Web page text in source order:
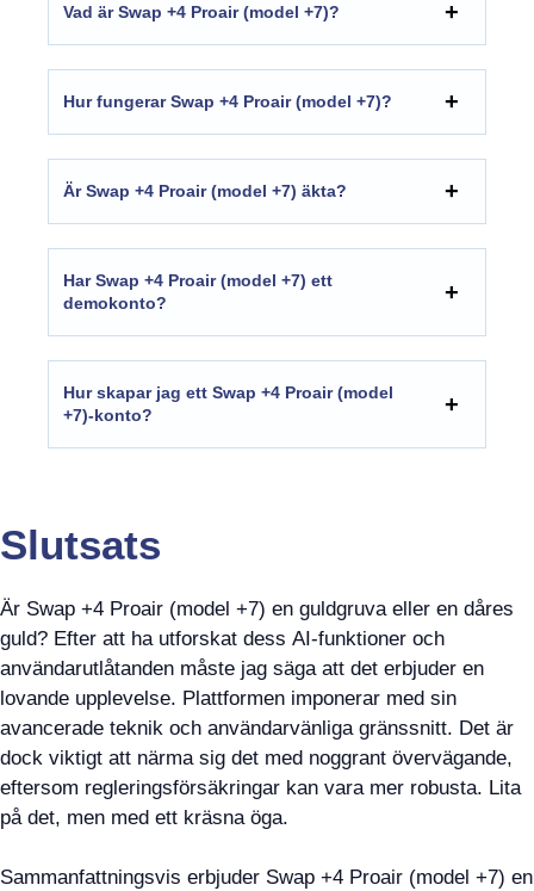
Vad är Swap +4 Proair (model +7)?
Hur fungerar Swap +4 Proair (model +7)?
Är Swap +4 Proair (model +7) äkta?
Har Swap +4 Proair (model +7) ett
demokonto?
Hur skapar jag ett Swap +4 Proair (model
+7)-konto?
Slutsats
Är Swap +4 Proair (model +7) en guldgruva eller en dåres
guld? Efter att ha utforskat dess AI-funktioner och
användarutlåtanden måste jag säga att det erbjuder en
lovande upplevelse. Plattformen imponerar med sin
avancerade teknik och användarvänliga gränssnitt. Det är
dock viktigt att närma sig det med noggrant övervägande,
eftersom regleringsförsäkringar kan vara mer robusta. Lita
på det, men med ett kräsna öga.
Sammanfattningsvis erbjuder Swap +4 Proair (model +7) en